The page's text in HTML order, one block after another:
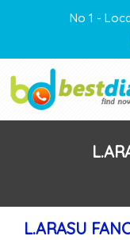
No 1 -
L.ARASU